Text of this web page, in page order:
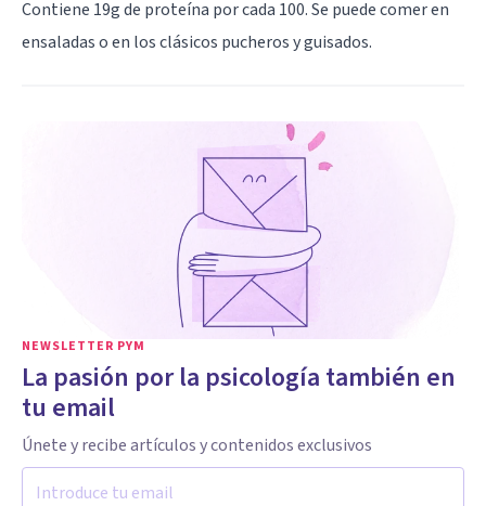
Contiene 19g de proteína por cada 100. Se puede comer en
ensaladas o en los clásicos pucheros y guisados.
NEWSLETTER PYM
La pasión por la psicología también en
tu email
Únete y recibe artículos y contenidos exclusivos